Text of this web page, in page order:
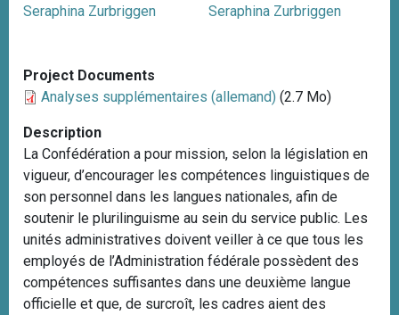
Seraphina Zurbriggen
Seraphina Zurbriggen
Project Documents
Analyses supplémentaires (allemand) (2.7 Mo)
Description
La Confédération a pour mission, selon la législation en
vigueur, d’encourager les compétences linguistiques de
son personnel dans les langues nationales, afin de
soutenir le plurilinguisme au sein du service public. Les
unités administratives doivent veiller à ce que tous les
employés de l’Administration fédérale possèdent des
compétences suffisantes dans une deuxième langue
officielle et que, de surcroît, les cadres aient des